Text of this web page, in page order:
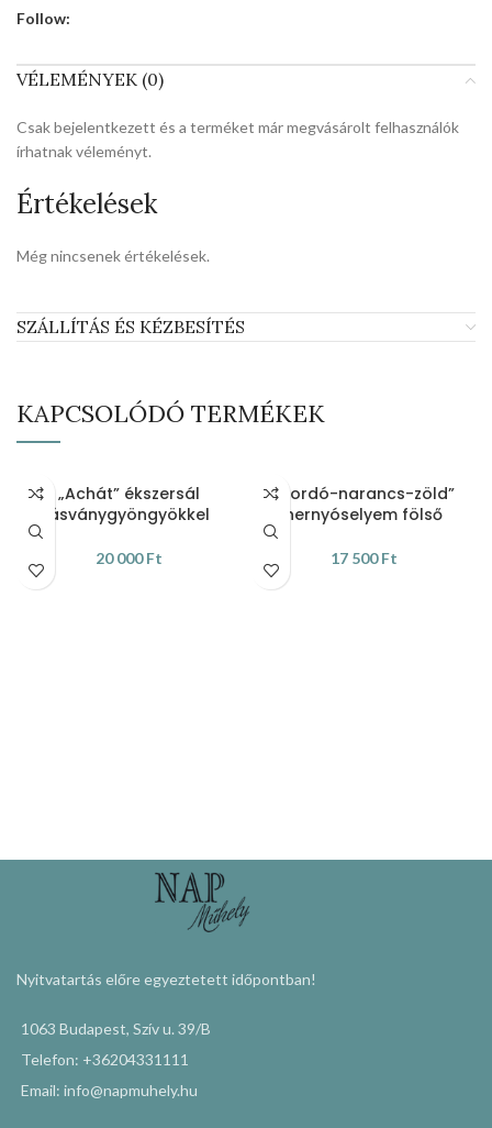
Follow:
VÉLEMÉNYEK (0)
Értékelések
Még nincsenek értékelések.
Csak bejelentkezett és a terméket már megvásárolt felhasználók
írhatnak véleményt.
SZÁLLÍTÁS ÉS KÉZBESÍTÉS
KAPCSOLÓDÓ TERMÉKEK
„Achát” ékszersál
ásványgyöngyökkel
20 000Ft
„Bordó-narancs-zöld”
hernyóselyem fölső
17 500Ft
Nyitvatartás előre egyeztetett időpontban!
1063 Budapest, Szív u. 39/B
Telefon: +36204331111
Email: info@napmuhely.hu